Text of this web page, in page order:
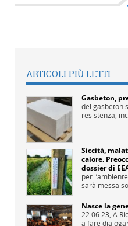
ARTICOLI PIÙ LETTI
Gasbeton,
del gasbeton
resistenza,
Siccità,
calore.
dossier di
per
sarà messa
Nasce la
22.06.23, A
a fare